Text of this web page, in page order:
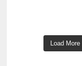
Load More